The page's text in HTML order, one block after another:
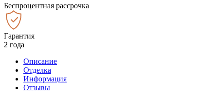
Беспроцентная рассрочка
Гарантия
2 года
Описание
Отделка
Информация
Отзывы